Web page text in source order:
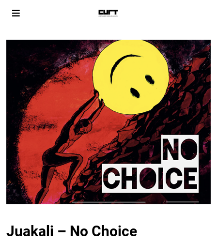
Juakali – No Choice